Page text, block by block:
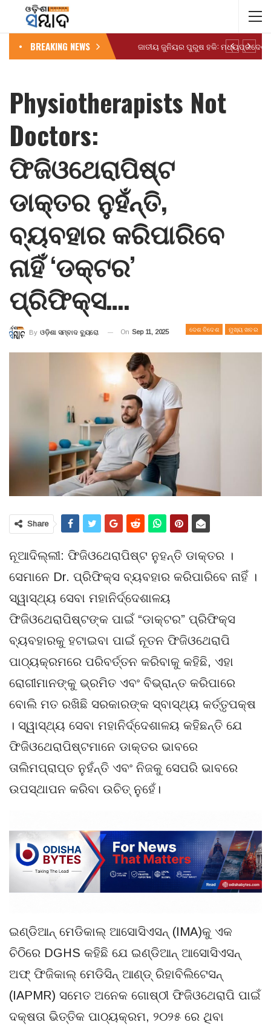
BREAKING NEWS
Physiotherapists Not
Doctors:
ଫିଜିଓଥେରାପିଷ୍ଟ
ଡାକ୍ତର ନୁହଁନ୍ତି,
ବ୍ୟବହାର କରିପାରିବେ
ନାହିଁ ‘ଡକ୍ଟର’
ପ୍ରିଫିକ୍ସ….
ଦେଶ ବିଦେଶ ମୁଖ୍ୟ ଖବର
By ଓଡ଼ିଶା ସମ୍ବାଦ ବ୍ୟୁରୋ On Sep 11, 2025
Share
ନୂଆଦିଲ୍ଲୀ: ଫିଜିଓଥେରାପିଷ୍ଟ ନୁହନ୍ତି ଡାକ୍ତର ।
ସେମାନେ Dr. ପ୍ରିଫିକ୍ସ ବ୍ୟବହାର କରିପାରିବେ ନାହିଁ ।
ସ୍ୱାସ୍ଥ୍ୟ ସେବା ମହାନିର୍ଦ୍ଦେଶାଳୟ
ଫିଜିଓଥେରାପିଷ୍ଟଙ୍କ ପାଇଁ “ଡାକ୍ଟର” ପ୍ରିଫିକ୍ସ
ବ୍ୟବହାରକୁ ହଟାଇବା ପାଇଁ ନୂତନ ଫିଜିଓଥେରାପି
ପାଠ୍ୟକ୍ରମରେ ପରିବର୍ତ୍ତନ କରିବାକୁ କହିଛି, ଏହା
ରୋଗୀମାନଙ୍କୁ ଭ୍ରମିତ ଏବଂ ବିଭ୍ରାନ୍ତ କରିପାରେ
ବୋଲି ମତ ରଖିଛି ସରକାରଙ୍କ ସ୍ବାସ୍ଥ୍ୟ କର୍ତ୍ତୃପକ୍ଷ
। ସ୍ୱାସ୍ଥ୍ୟ ସେବା ମହାନିର୍ଦ୍ଦେଶାଳୟ କହିଛନ୍ତି ଯେ
ଫିଜିଓଥେରାପିଷ୍ଟମାନେ ଡାକ୍ତର ଭାବରେ
ତାଲିମପ୍ରାପ୍ତ ନୁହଁନ୍ତି ଏବଂ ନିଜକୁ ସେପରି ଭାବରେ
ଉପସ୍ଥାପନ କରିବା ଉଚିତ୍ ନୁହେଁ।
ଇଣ୍ଡିଆନ୍ ମେଡିକାଲ୍ ଆସୋସିଏସନ୍ (IMA)କୁ ଏକ
ଚିଠିରେ DGHS କହିଛି ଯେ ଇଣ୍ଡିଆନ୍ ଆସୋସିଏସନ୍
ଅଫ୍ ଫିଜିକାଲ୍ ମେଡିସିନ୍ ଆଣ୍ଡ୍ ରିହାବିଲିଟେସନ୍
(IAPMR) ସମେତ ଅନେକ ଗୋଷ୍ଠୀ ଫିଜିଓଥେରାପି ପାଇଁ
ଦକ୍ଷତା ଭିତ୍ତିକ ପାଠ୍ୟକ୍ରମ, ୨୦୨୫ ରେ ଥିବା